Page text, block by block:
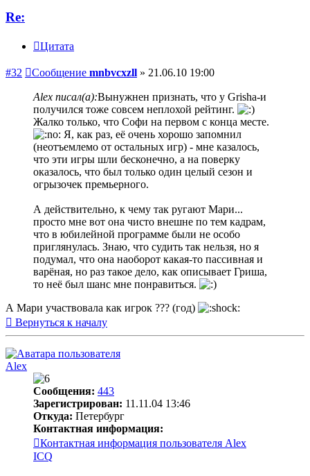
Re:
Цитата
#32 Сообщение mnbvcxzll » 21.06.10 19:00
Alex писал(а):Вынужнен признать, что у Grisha-и
получился тоже совсем неплохой рейтинг.
Жалко только, что Софи на первом с конца месте.
Я, как раз, её очень хорошо запомнил
(неотъемлемо от остальных игр) - мне казалось,
что эти игры шли бесконечно, а на поверку
оказалось, что был только один целый сезон и
огрызочек премьерного.
А действительно, к чему так ругают Мари...
просто мне вот она чисто внешне по тем кадрам,
что в юбилейной программе были не особо
приглянулась. Знаю, что судить так нельзя, но я
подумал, что она наоборот какая-то пассивная и
варёная, но раз такое дело, как описывает Гриша,
то неё был шанс мне понравиться.
А Мари участвовала как игрок ??? (год)
Вернуться к началу
Alex
Сообщения: 443
Зарегистрирован: 11.11.04 13:46
Откуда: Петербург
Контактная информация:
Контактная информация пользователя Alex
ICQ